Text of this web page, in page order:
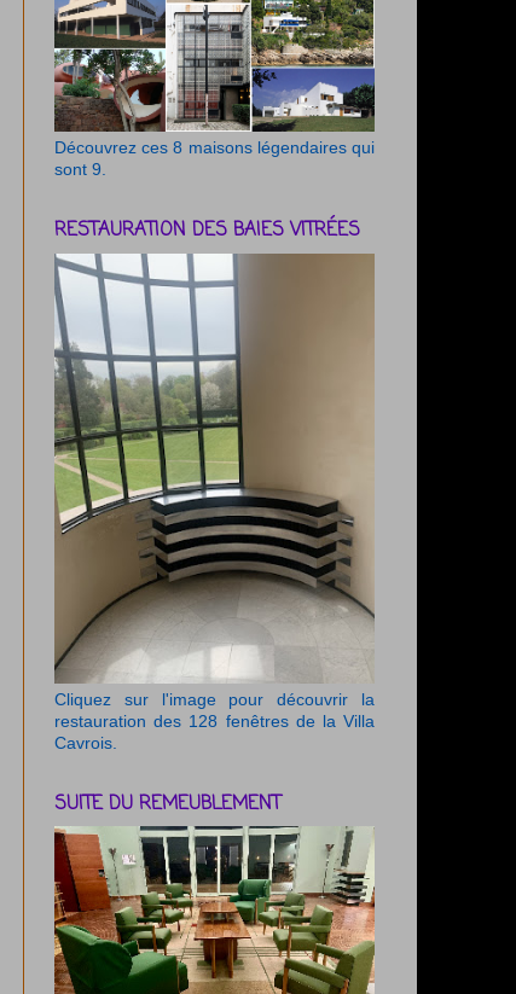
Découvrez ces 8 maisons légendaires qui
sont 9.
RESTAURATION DES BAIES VITRÉES
Cliquez sur l'image pour découvrir la
restauration des 128 fenêtres de la Villa
Cavrois.
SUITE DU REMEUBLEMENT